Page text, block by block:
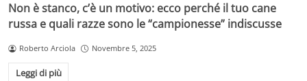
Non è stanco, c’è un motivo: ecco perché il tuo cane
russa e quali razze sono le “campionesse” indiscusse
Roberto Arciola Novembre 5, 2025
Leggi di più